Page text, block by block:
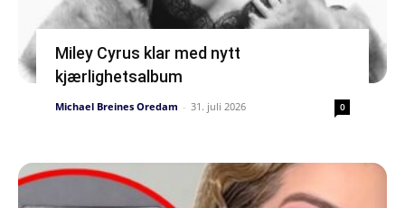
Miley Cyrus klar med nytt
kjærlighetsalbum
Michael Breines Oredam - 31. juli 2026 0